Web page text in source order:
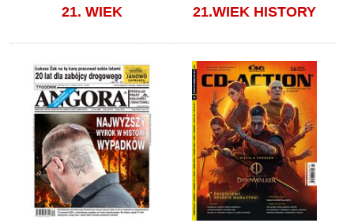
21. WIEK 21.WIEK HISTORY